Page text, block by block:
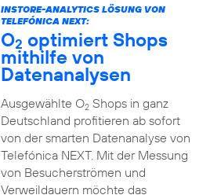
INSTORE-ANALYTICS LÖSUNG VON
TELEFÓNICA NEXT:
O2 optimiert Shops
mithilfe von
Datenanalysen
Ausgewählte O2Shops in ganz
Deutschland profitieren ab sofort
von der smarten Datenanalyse von
Telefónica NEXT. Mit der Messung
von Besucherströmen und
Verweildauern möchte das